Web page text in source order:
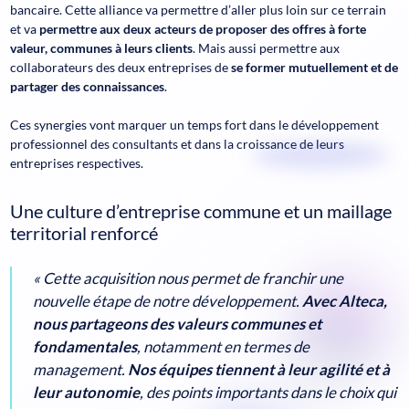
bancaire. Cette alliance va permettre d’aller plus loin sur ce terrain
et va permettre aux deux acteurs de proposer des offres à forte
valeur, communes à leurs clients. Mais aussi permettre aux
collaborateurs des deux entreprises dese former mutuellement et de
partager des connaissances.
Ces synergies vont marquer un temps fort dans le développement
professionnel des consultants et dans la croissance de leurs
entreprises respectives.
Une culture d’entreprise commune et un maillage
territorial renforcé
« Cette acquisition nous permet de franchir une
nouvelle étape de notre développement.Avec Alteca,
nous partageons des valeurs communes et
fondamentales, notamment en termes de
management. Nos équipes tiennent à leur agilité et à
leur autonomie, des points importants dans le choix qui